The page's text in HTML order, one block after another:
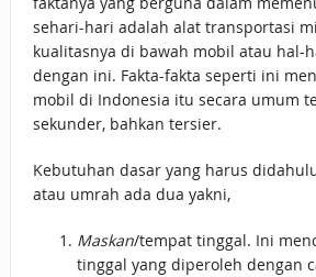
sehari-hari adalah alat transportasi
kualitasnya di bawah mobil atau hal-
dengan ini. Fakta-fakta seperti ini
mobil di Indonesia itu secara umum
sekunder, bahkan tersier.
Kebutuhan dasar yang harus
atau umrah ada dua yakni,
Maskan/tempat tinggal. Ini
tinggal yang diperoleh dengan